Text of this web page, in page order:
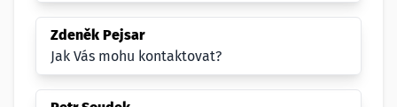
Zdeněk Pejsar
Jak Vás mohu kontaktovat?